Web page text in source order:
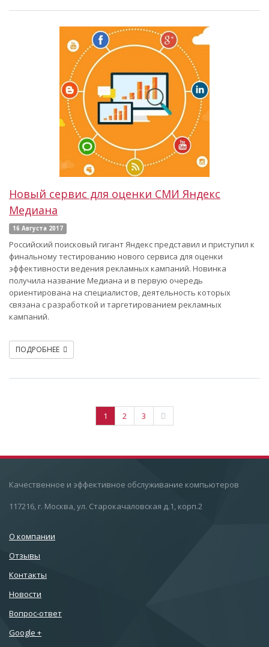
Новый сервис для оценки СМИ Яндекс
Медиана
16 Августа 2017
Российский поисковый гигант Яндекс представил и приступил к
финальному тестированию нового сервиса для оценки
эффективности ведения рекламных кампаний. Новинка
получила название Медиана и в первую очередь
ориентирована на специалистов, деятельность которых
связана с разработкой и таргетированием рекламных
кампаний.
ПОДРОБНЕЕ
1 2 3
Качественное и эффективное обслуживание компьютеров
117216, г. Москва, ул. Старокачаловская д.1, корп.2
О компании
Отзывы
Контакты
Новости
Вопрос-ответ
Google +